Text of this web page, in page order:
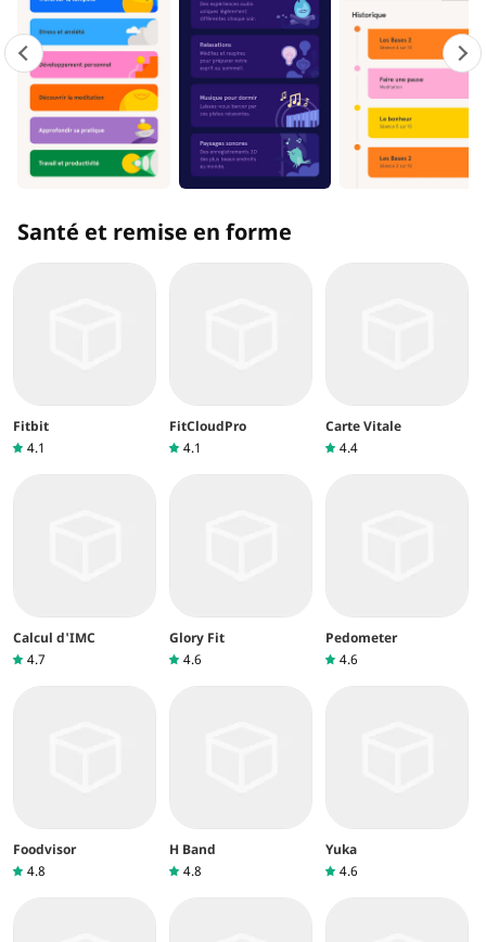
Santé et remise en forme
Fitbit
4.1
FitCloudPro
4.1
Carte Vitale
4.4
Calcul d'IMC
4.7
Glory Fit
4.6
Pedometer
4.6
Foodvisor
4.8
H Band
4.8
Yuka
4.6